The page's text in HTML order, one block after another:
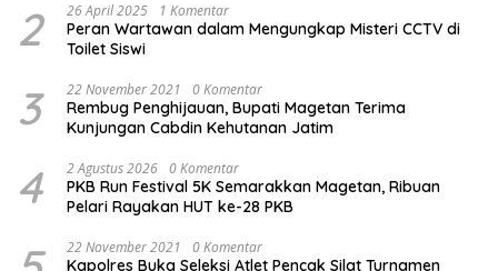
2 26 April 2025 1 Komentar
Peran Wartawan dalam Mengungkap Misteri CCTV di
Toilet Siswi
3 22 November 2021 0 Komentar
Rembug Penghijauan, Bupati Magetan Terima
Kunjungan Cabdin Kehutanan Jatim
4 2 Agustus 2026 0 Komentar
PKB Run Festival 5K Semarakkan Magetan, Ribuan
Pelari Rayakan HUT ke-28 PKB
22 November 2021 0 Komentar
Kapolres Buka Seleksi Atlet Pencak Silat Turnamen